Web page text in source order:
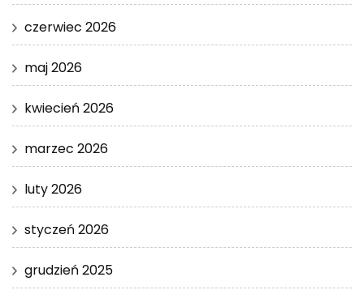
czerwiec 2026
maj 2026
kwiecień 2026
marzec 2026
luty 2026
styczeń 2026
grudzień 2025